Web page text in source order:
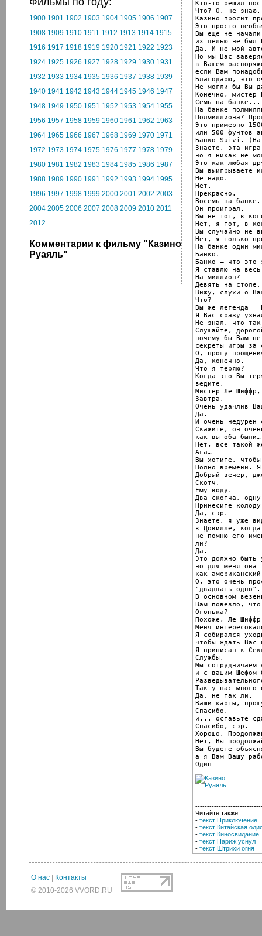
1900 1901 1902 1903 1904 1905 1906 1907
1908 1909 1910 1911 1912 1913 1914 1915
1916 1917 1918 1919 1920 1921 1922 1923
1924 1925 1926 1927 1928 1929 1930 1931
1932 1933 1934 1935 1936 1937 1938 1939
1940 1941 1942 1943 1944 1945 1946 1947
1948 1949 1950 1951 1952 1953 1954 1955
1956 1957 1958 1959 1960 1961 1962 1963
1964 1965 1966 1967 1968 1969 1970 1971
1972 1973 1974 1975 1976 1977 1978 1979
1980 1981 1982 1983 1984 1985 1986 1987
1988 1989 1990 1991 1992 1993 1994 1995
1996 1997 1998 1999 2000 2001 2002 2003
2004 2005 2006 2007 2008 2009 2010 2011
2012
Комментарии к фильму "Казино
Руаяль"
Кто-то решил
Что? О, не знаю.
Казино просит
Это просто
Вы ещe не
их целью не был
Да. И не мой
Но мы Вас
в Вашем
если Вам
Благодарю, это
Не могли бы Вы
Конечно, мистер
Семь на
На банке
Полмиллиона?
Это примерно
или 500 фунтов
Банко Suivi. (На
Знаете, эта
но я никак не
Это как любая
Вы выигрываете
Не надо.
Нет.
Прекрасно.
Восемь на
Он проиграл.
Вы не тот, в
Нет, я тот, в
Вы случайно не
Нет, я только
На банке один
Банко.
Банко – что это
Я ставлю на
На миллион?
Девять на
Вижу, слухи о
Что?
Вы же легенда –
Я Вас сразу
Не знал, что
Слушайте,
почему бы Вам
секреты игры за
О, прошу
Да, конечно.
Что я теряю?
Когда это Вы
ведите.
Мистер Ле
Завтра.
Очень удачлив
Да.
И очень недурен
Скажите, он
как вы оба были…
Нет, всe такой
Ага…
Вы хотите,
Полно времени.
Добрый вечер,
Скотч.
Ему воду.
Два скотча,
Принесите
Да, сэр.
Знаете, я уже
в Довилле,
не помню его
ли?
Да.
Это должно быть
но для меня она
как
О, это очень
"двадцать одно".
В основном
Вам повезло,
Огонька?
Похоже, Ле
Меня
Я собирался
чтобы ждать Вас
Я приписан к
Службы.
Мы
и с вашим Шефом
Так у нас много
Да, не так ли.
Ваши карты,
Спасибо.
и... оставьте
Спасибо, сэр.
Хорошо.
Нет, Вы
Вы будете
а я Вам Вашу
Один
Читайте также:
- текст Приключение
- текст Китайская
- текст Киносвидание
- текст Париж уснул
- текст Штрихи огня
О нас
Контакты
© 2010-2026 VVORD.RU